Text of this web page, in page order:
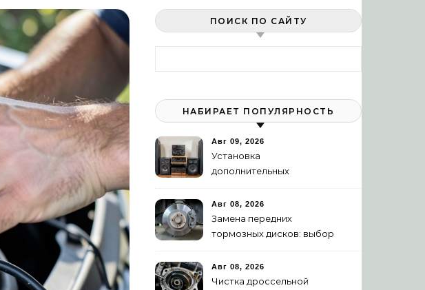
ПОИСК ПО САЙТУ
НАБИРАЕТ ПОПУЛЯРНОСТЬ
Авг 09, 2026
Установка
дополнительных
пошаговое руководство
Авг 08, 2026
Замена передних
тормозных дисков: выбор
Авг 08, 2026
Чистка дроссельной